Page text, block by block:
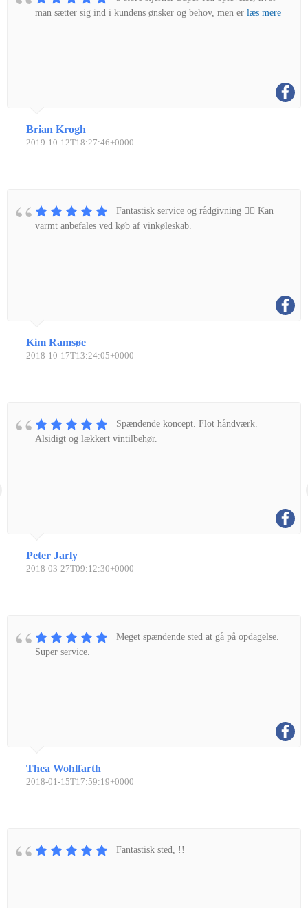
man sætter sig ind i kundens ønsker og behov, men er læs mere
Brian Krogh
2019-10-12T18:27:46+0000
Fantastisk service og rådgivning 👌🏼 Kan
varmt anbefales ved køb af vinkøleskab.
Kim Ramsøe
2018-10-17T13:24:05+0000
Spændende koncept. Flot håndværk.
Alsidigt og lækkert vintilbehør.
Peter Jarly
2018-03-27T09:12:30+0000
Meget spændende sted at gå på opdagelse.
Super service.
Thea Wohlfarth
2018-01-15T17:59:19+0000
Fantastisk sted, !!